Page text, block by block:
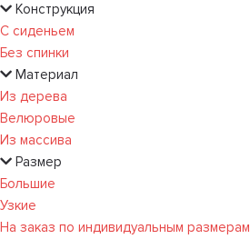
Конструкция
С сиденьем
Без спинки
Материал
Из дерева
Велюровые
Из массива
Размер
Большие
Узкие
На заказ по индивидуальным размерам